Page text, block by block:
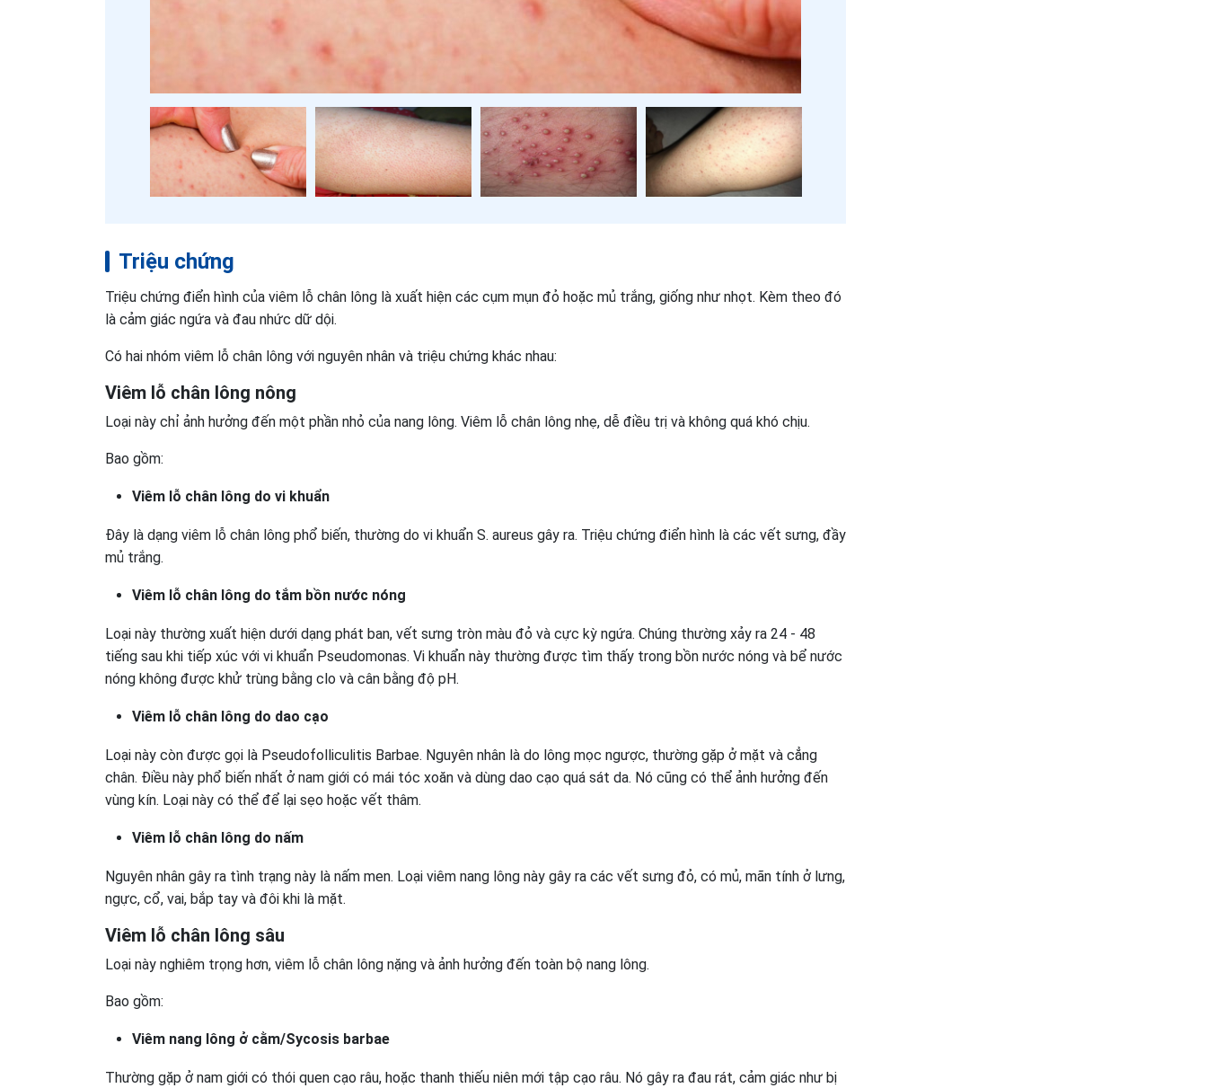
Triệu chứng
Triệu chứng điển hình của viêm lỗ chân lông là xuất hiện các cụm mụn đỏ hoặc mủ trắng, giống như nhọt. Kèm theo đó
là cảm giác ngứa và đau nhức dữ dội.
Có hai nhóm viêm lỗ chân lông với nguyên nhân và triệu chứng khác nhau:
Viêm lỗ chân lông nông
Loại này chỉ ảnh hưởng đến một phần nhỏ của nang lông. Viêm lỗ chân lông nhẹ, dễ điều trị và không quá khó chịu.
Bao gồm:
Viêm lỗ chân lông do vi khuẩn
Đây là dạng viêm lỗ chân lông phổ biến, thường do vi khuẩn S. aureus gây ra. Triệu chứng điển hình là các vết sưng, đầy
mủ trắng.
Viêm lỗ chân lông do tắm bồn nước nóng
Loại này thường xuất hiện dưới dạng phát ban, vết sưng tròn màu đỏ và cực kỳ ngứa. Chúng thường xảy ra 24 - 48
tiếng sau khi tiếp xúc với vi khuẩn Pseudomonas. Vi khuẩn này thường được tìm thấy trong bồn nước nóng và bể nước
nóng không được khử trùng bằng clo và cân bằng độ pH.
Viêm lỗ chân lông do dao cạo
Loại này còn được gọi là Pseudofolliculitis Barbae. Nguyên nhân là do lông mọc ngược, thường gặp ở mặt và cẳng
chân. Điều này phổ biến nhất ở nam giới có mái tóc xoăn và dùng dao cạo quá sát da. Nó cũng có thể ảnh hưởng đến
vùng kín. Loại này có thể để lại sẹo hoặc vết thâm.
Viêm lỗ chân lông do nấm
Nguyên nhân gây ra tình trạng này là nấm men. Loại viêm nang lông này gây ra các vết sưng đỏ, có mủ, mãn tính ở lưng,
ngực, cổ, vai, bắp tay và đôi khi là mặt.
Viêm lỗ chân lông sâu
Loại này nghiêm trọng hơn, viêm lỗ chân lông nặng và ảnh hưởng đến toàn bộ nang lông.
Bao gồm:
Viêm nang lông ở cằm/Sycosis barbae
Thường gặp ở nam giới có thói quen cạo râu, hoặc thanh thiếu niên mới tập cạo râu. Nó gây ra đau rát, cảm giác như bị